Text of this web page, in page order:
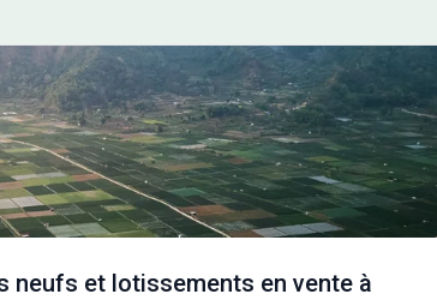
neufs et lotissements en vente à